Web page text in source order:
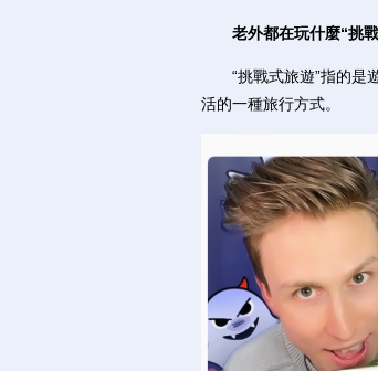
老外都在玩什麼“挑
“挑戰式旅遊”指的是遊
活的一種旅行方式。